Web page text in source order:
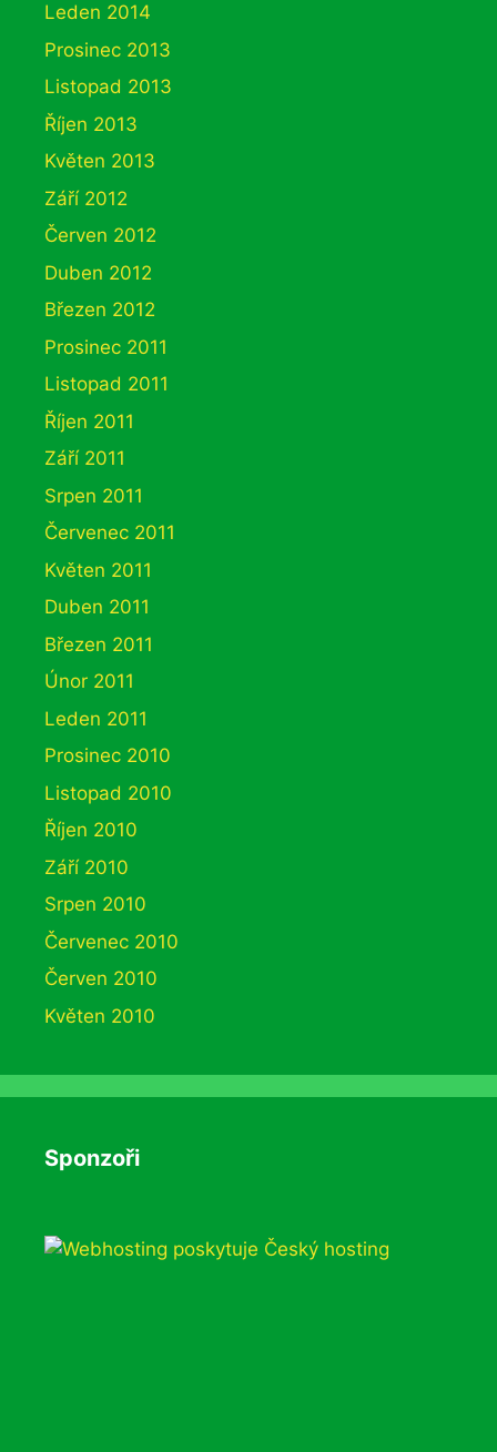
Leden 2014
Prosinec 2013
Listopad 2013
Říjen 2013
Květen 2013
Září 2012
Červen 2012
Duben 2012
Březen 2012
Prosinec 2011
Listopad 2011
Říjen 2011
Září 2011
Srpen 2011
Červenec 2011
Květen 2011
Duben 2011
Březen 2011
Únor 2011
Leden 2011
Prosinec 2010
Listopad 2010
Říjen 2010
Září 2010
Srpen 2010
Červenec 2010
Červen 2010
Květen 2010
Sponzoři